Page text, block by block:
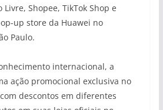
Livre, Shopee, TikTok Shop e
up store da Huawei no
Paulo.
internacional, a
ação promocional exclusiva no
descontos em diferentes